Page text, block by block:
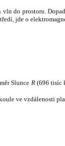
do prostoru.
jde o
Slunce R(696 tisíc
ve vzdálenosti